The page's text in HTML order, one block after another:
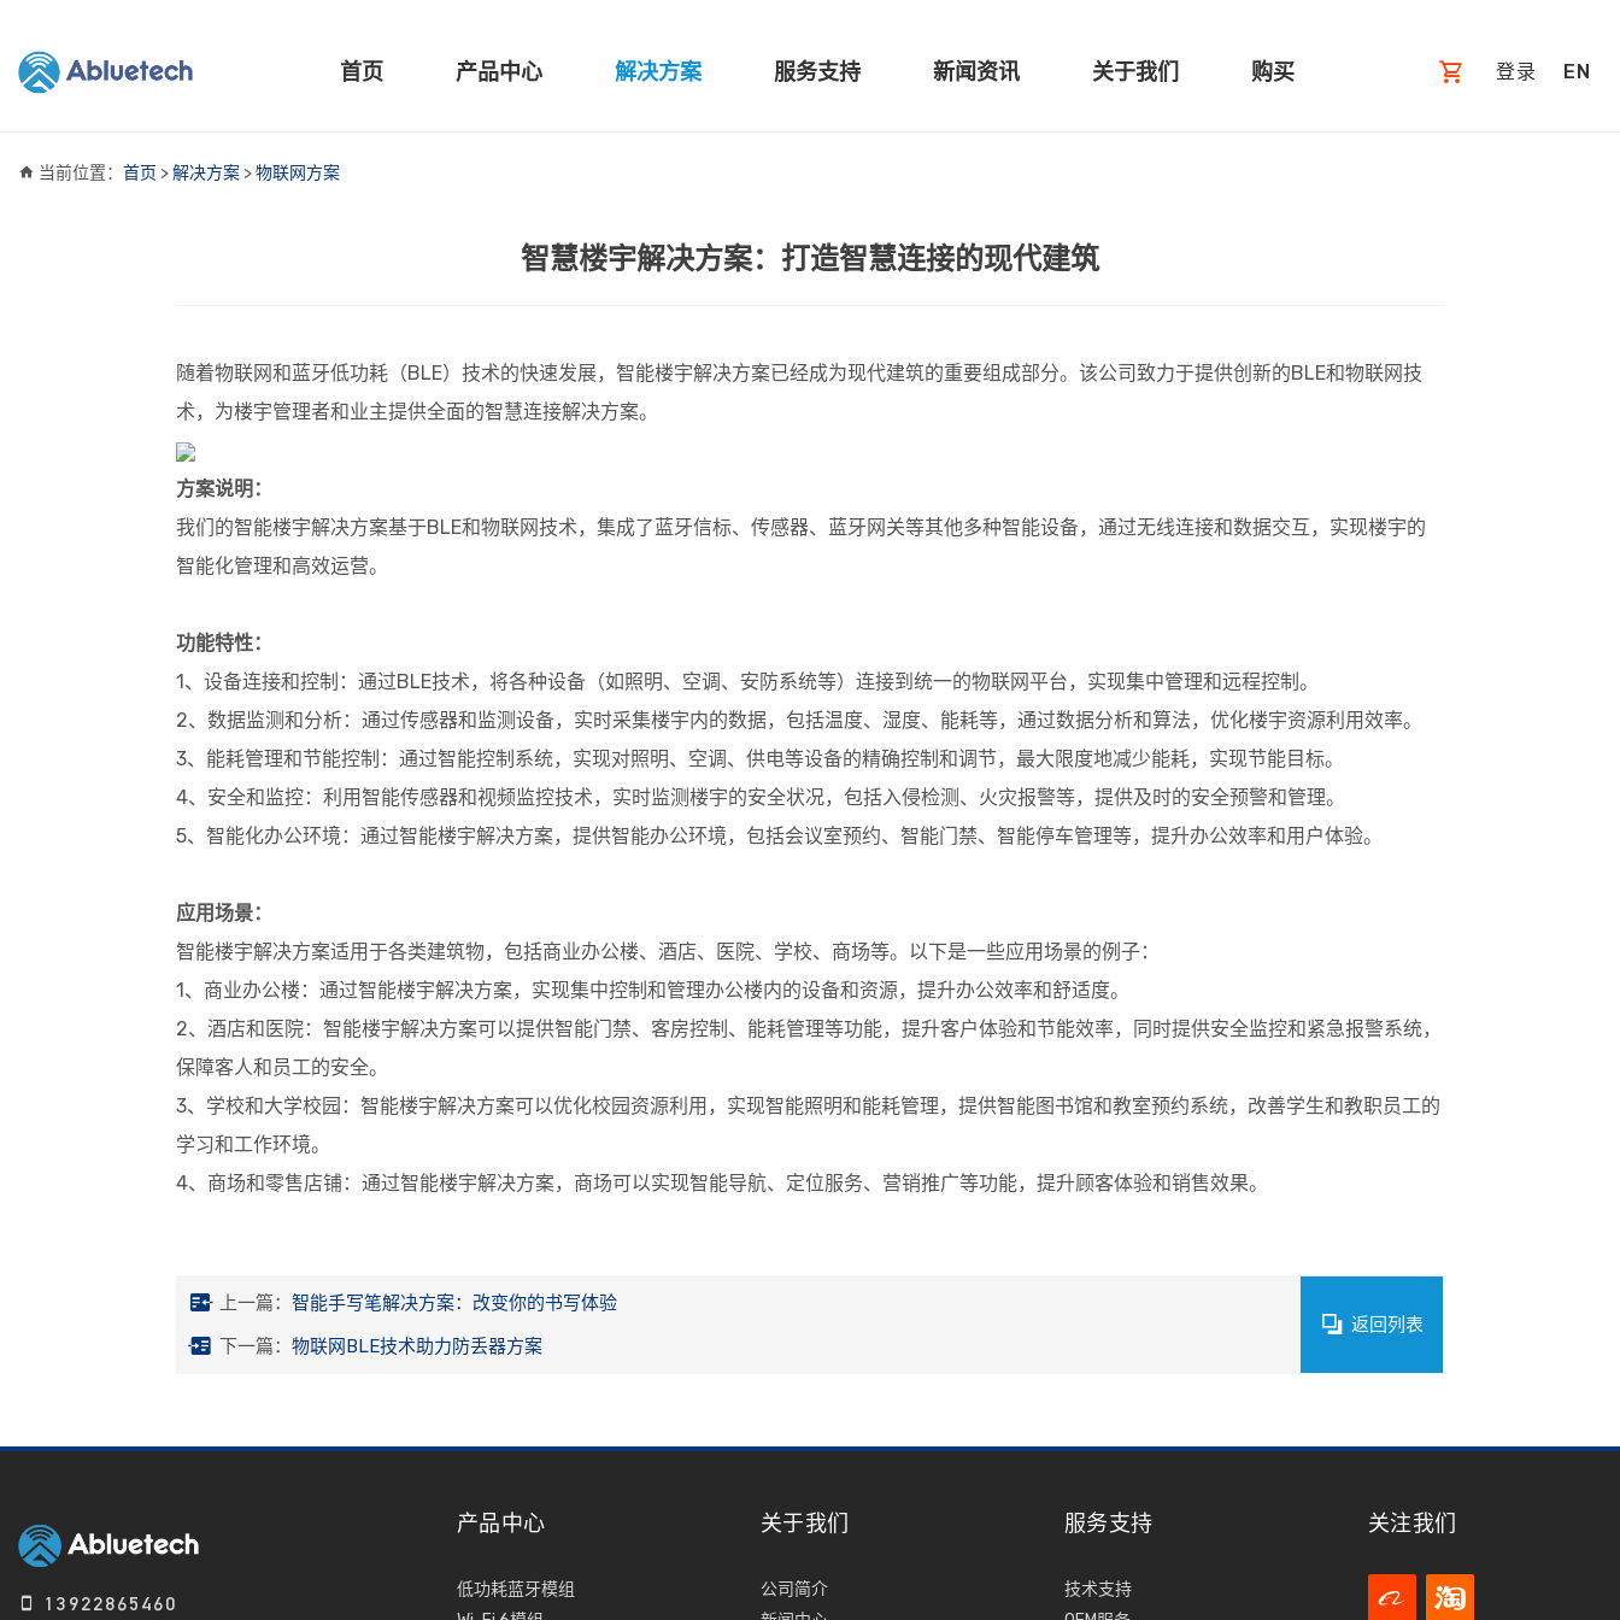
首页 产品中心 解决方案 服务支持 新闻资讯 关于我们 购买 登录 EN
当前位置： 首页 >解决方案 >物联网方案
智慧楼宇解决方案：打造智慧连接的现代建筑
随着物联网和蓝牙低功耗（BLE）技术的快速发展，智能楼宇解决方案已经成为现代建筑的重要组成部分。该公司致力于提供创新的BLE和物联网技
术，为楼宇管理者和业主提供全面的智慧连接解决方案。
方案说明：
我们的智能楼宇解决方案基于BLE和物联网技术，集成了蓝牙信标、传感器、蓝牙网关等其他多种智能设备，通过无线连接和数据交互，实现楼宇的
智能化管理和高效运营。
功能特性：
1、设备连接和控制：通过BLE技术，将各种设备（如照明、空调、安防系统等）连接到统一的物联网平台，实现集中管理和远程控制。
2、数据监测和分析：通过传感器和监测设备，实时采集楼宇内的数据，包括温度、湿度、能耗等，通过数据分析和算法，优化楼宇资源利用效率。
3、能耗管理和节能控制：通过智能控制系统，实现对照明、空调、供电等设备的精确控制和调节，最大限度地减少能耗，实现节能目标。
4、安全和监控：利用智能传感器和视频监控技术，实时监测楼宇的安全状况，包括入侵检测、火灾报警等，提供及时的安全预警和管理。
5、智能化办公环境：通过智能楼宇解决方案，提供智能办公环境，包括会议室预约、智能门禁、智能停车管理等，提升办公效率和用户体验。
应用场景：
智能楼宇解决方案适用于各类建筑物，包括商业办公楼、酒店、医院、学校、商场等。以下是一些应用场景的例子：
1、商业办公楼：通过智能楼宇解决方案，实现集中控制和管理办公楼内的设备和资源，提升办公效率和舒适度。
2、酒店和医院：智能楼宇解决方案可以提供智能门禁、客房控制、能耗管理等功能，提升客户体验和节能效率，同时提供安全监控和紧急报警系统，
保障客人和员工的安全。
3、学校和大学校园：智能楼宇解决方案可以优化校园资源利用，实现智能照明和能耗管理，提供智能图书馆和教室预约系统，改善学生和教职员工的
学习和工作环境。
4、商场和零售店铺：通过智能楼宇解决方案，商场可以实现智能导航、定位服务、营销推广等功能，提升顾客体验和销售效果。
上一篇：智能手写笔解决方案：改变你的书写体验
下一篇：物联网BLE技术助力防丢器方案
返回列表
13922865460
产品中心
低功耗蓝牙模组
关于我们
公司简介
服务支持
技术支持
关注我们